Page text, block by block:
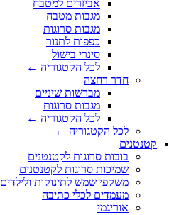
אביזרים למטבח
מגבות מטבח
מגבות סרוגות
כפפות לתנור
סינרי בישול
לכל הקטגוריה ←
חדר רחצה
מברשות שיניים
מגבות סרוגות
לכל הקטגוריה ←
לכל הקטגוריה ←
קטנטנים
בובות סרוגות לקטנטנים
שמיכות סרוגות לקטנטנים
משקפי שמש לתינוקות ולילדים
מעמדים לכלי כתיבה
אוריגמי